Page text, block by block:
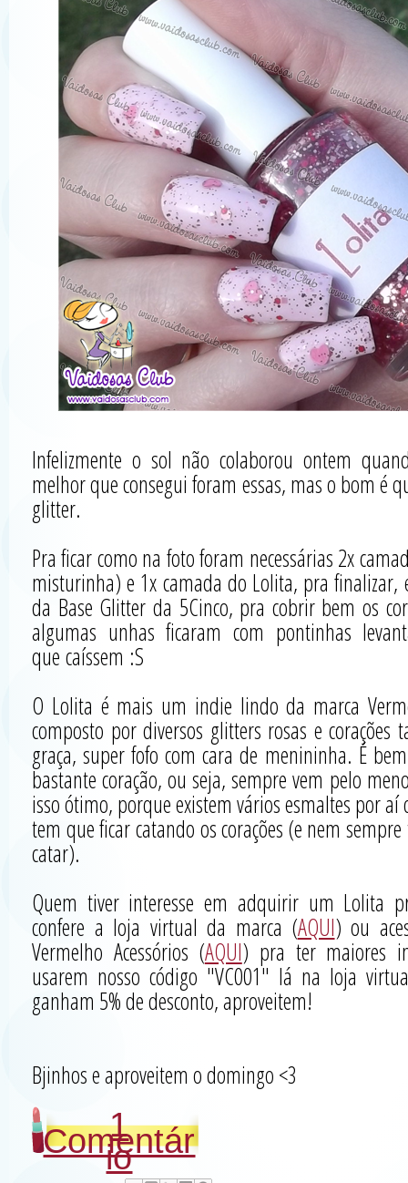
Infelizmente o sol não colaborou ontem
melhor que consegui foram essas, mas o bom é
glitter.
Pra ficar como na foto foram necessárias 2x
misturinha) e 1x camada do Lolita, pra finalizar,
da Base Glitter da 5Cinco, pra cobrir bem os
algumas unhas ficaram com pontinhas
que caíssem :S
O Lolita é mais um indie lindo da marca
composto por diversos glitters rosas e corações
graça, super fofo com cara de menininha. É
bastante coração, ou seja, sempre vem pelo
isso ótimo, porque existem vários esmaltes por aí
tem que ficar catando os corações (e nem
catar).
Quem tiver interesse em adquirir um Lolita
confere a loja virtual da marca (AQUI) ou
Vermelho Acessórios (AQUI) pra ter maiores
usarem nosso código "VC001" lá na loja
ganham 5% de desconto, aproveitem!
Bjinhos e aproveitem o domingo <3
1
Comentár
io